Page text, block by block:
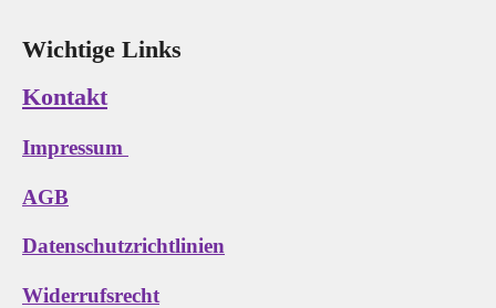
Wichtige Links
Kontakt
Impressum
AGB
Datenschutzrichtlinien
Widerrufsrecht